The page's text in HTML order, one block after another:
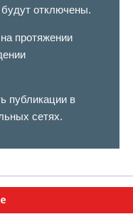
отключены.
протяжении
публикации в
сетях.